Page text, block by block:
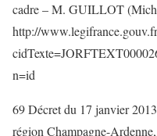
cadre – M. GUILLOT
http://
n=id
69 Décret du 17 janvier
région Champagne-